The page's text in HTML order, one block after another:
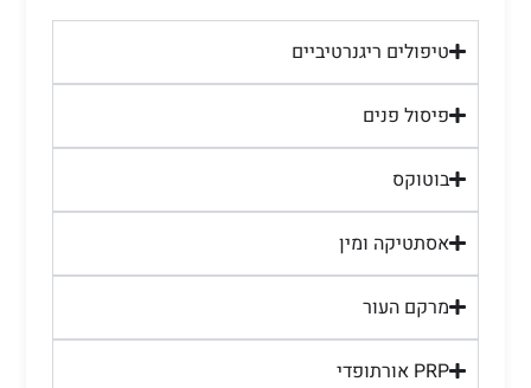
טיפולים ריגנרטיביים
פיסול פנים
בוטוקס
אסתטיקה ומין
מרקם העור
PRP אורתופדי